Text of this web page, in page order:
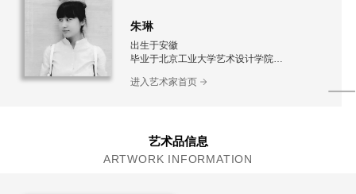
朱琳
出生于安徽
毕业于北京工业大学艺术设计学院
进入艺术家首页
艺术品信息
ARTWORK INFORMATION